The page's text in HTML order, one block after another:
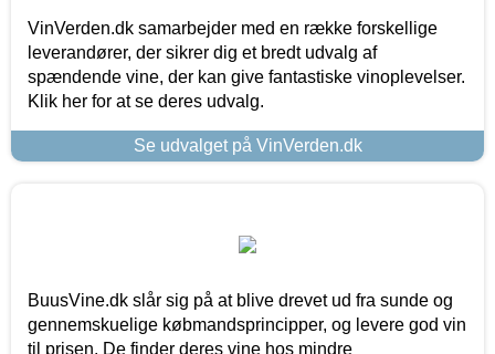
VinVerden.dk samarbejder med en række forskellige
leverandører, der sikrer dig et bredt udvalg af
spændende vine, der kan give fantastiske vinoplevelser.
Klik her for at se deres udvalg.
Se udvalget på VinVerden.dk
BuusVine.dk slår sig på at blive drevet ud fra sunde og
gennemskuelige købmandsprincipper, og levere god vin
til prisen. De finder deres vine hos mindre